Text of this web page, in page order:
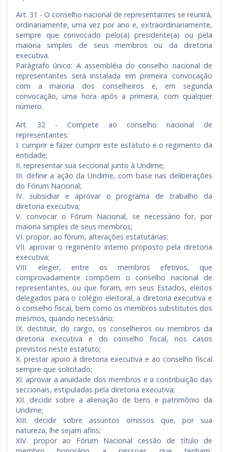
Art. 31 - O conselho nacional de representantes se reunirá,
ordinariamente, uma vez por ano e, extraordinariamente,
sempre que convocado pelo(a) presidente(a) ou pela
maioria simples de seus membros ou da diretoria
executiva.
Parágrafo único: A assembléia do conselho nacional de
representantes será instalada em primeira convocação
com a maioria dos conselheiros e, em segunda
convocação, uma hora após a primeira, com qualquer
número.
Art. 32 - Compete ao conselho nacional de
representantes:
I. cumprir e fazer cumprir este estatuto e o regimento da
entidade;
II. representar sua seccional junto à Undime;
III. definir a ação da Undime, com base nas deliberações
do Fórum Nacional;
IV. subsidiar e aprovar o programa de trabalho da
diretoria executiva;
V. convocar o Fórum Nacional, se necessário for, por
maioria simples de seus membros;
VI. propor, ao fórum, alterações estatutárias;
VII. aprovar o regimento interno proposto pela diretoria
executiva;
VIII. eleger, entre os membros efetivos, que
comprovadamente compõem o conselho nacional de
representantes, ou que foram, em seus Estados, eleitos
delegados para o colégio eleitoral, a diretoria executiva e
o conselho fiscal, bem como os membros substitutos dos
mesmos, quando necessário;
IX. destituir, do cargo, os conselheiros ou membros da
diretoria executiva e do conselho fiscal, nos casos
previstos neste estatuto;
X. prestar apoio à diretoria executiva e ao conselho fiscal
sempre que solicitado;
XI. aprovar a anuidade dos membros e a contribuição das
seccionais, estipuladas pela diretoria executiva;
XII. decidir sobre a alienação de bens e patrimônio da
Undime;
XIII. decidir sobre assuntos omissos que, por sua
natureza, lhe sejam afins;
XIV. propor ao Fórum Nacional cessão de título de